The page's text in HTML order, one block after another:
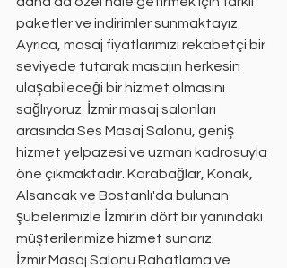
paketler ve indirimler sunmaktayız.
Ayrıca, masaj fiyatlarımızı rekabetçi bir
seviyede tutarak masajın herkesin
ulaşabileceği bir hizmet olmasını
sağlıyoruz. İzmir masaj salonları
arasında Ses Masaj Salonu, geniş
hizmet yelpazesi ve uzman kadrosuyla
öne çıkmaktadır. Karabağlar, Konak,
Alsancak ve Bostanlı'da bulunan
şubelerimizle İzmir'in dört bir yanındaki
müşterilerimize hizmet sunarız.
İzmir Masaj Salonu Rahatlama ve